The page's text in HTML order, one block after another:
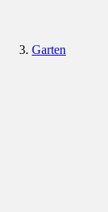
Garten